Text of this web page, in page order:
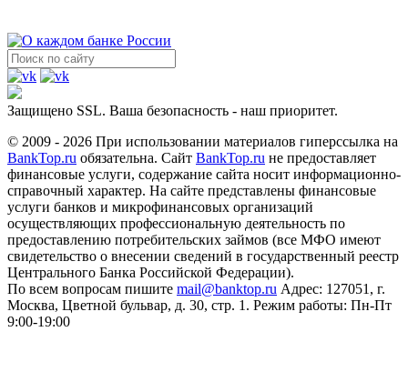
Защищено SSL. Ваша безопасность - наш приоритет.
© 2009 - 2026 При использовании материалов гиперссылка на
BankTop.ru обязательна. Сайт BankTop.ru не предоставляет
финансовые услуги, содержание сайта носит информационно-
справочный характер. На сайте представлены финансовые
услуги банков и микрофинансовых организаций
осуществляющих профессиональную деятельность по
предоставлению потребительских займов (все МФО имеют
свидетельство о внесении сведений в государственный реестр
Центрального Банка Российской Федерации).
По всем вопросам пишите mail@banktop.ru Адрес: 127051, г.
Москва, Цветной бульвар, д. 30, стр. 1. Режим работы: Пн-Пт
9:00-19:00